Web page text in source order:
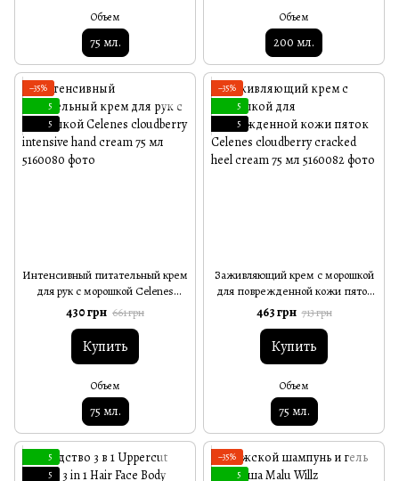
Объем
75 мл.
Объем
200 мл.
−35%
5
5
Интенсивный питательный крем
для рук с морошкой Celenes
cloudberry intensive hand cream
75 мл
430 грн 661 грн
Купить
Объем
75 мл.
−35%
5
5
Заживляющий крем с морошкой
для поврежденной кожи пяток
Celenes cloudberry cracked heel
cream 75 мл
463 грн 713 грн
Купить
Объем
75 мл.
5
5
−35%
5